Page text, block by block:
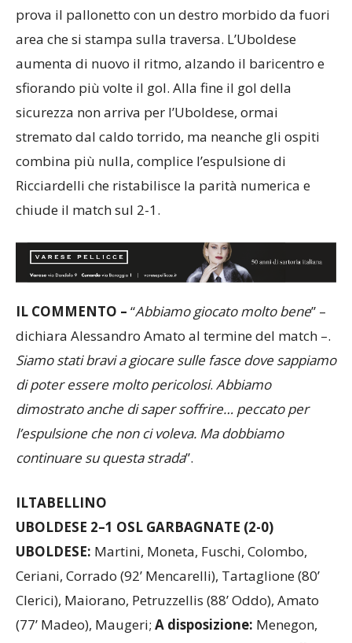
prova il pallonetto con un destro morbido da fuori
area che si stampa sulla traversa. L’Uboldese
sfiorando più volte il gol. Alla fine il gol della
sicurezza non arriva per l’Uboldese, ormai
stremato dal caldo torrido, ma neanche gli ospiti
combina più nulla, complice l’espulsione di
Ricciardelli che ristabilisce la parità numerica e
IL COMMENTO –“Abbiamo giocato molto bene” –
dichiara Alessandro Amato al termine del match –.
Siamo stati bravi a giocare sulle fasce dove sappiamo
di poter essere molto pericolosi.Abbiamo
dimostrato anche di saper soffrire… peccato per
l’espulsione che non ci voleva. Ma dobbiamo
ILTABELLINO
UBOLDESE 2–1 OSL GARBAGNATE (2-0)
UBOLDESE:Martini, Moneta, Fuschi, Colombo,
Ceriani, Corrado (92’ Mencarelli), Tartaglione (80’
Clerici), Maiorano, Petruzzellis (88’ Oddo), Amato